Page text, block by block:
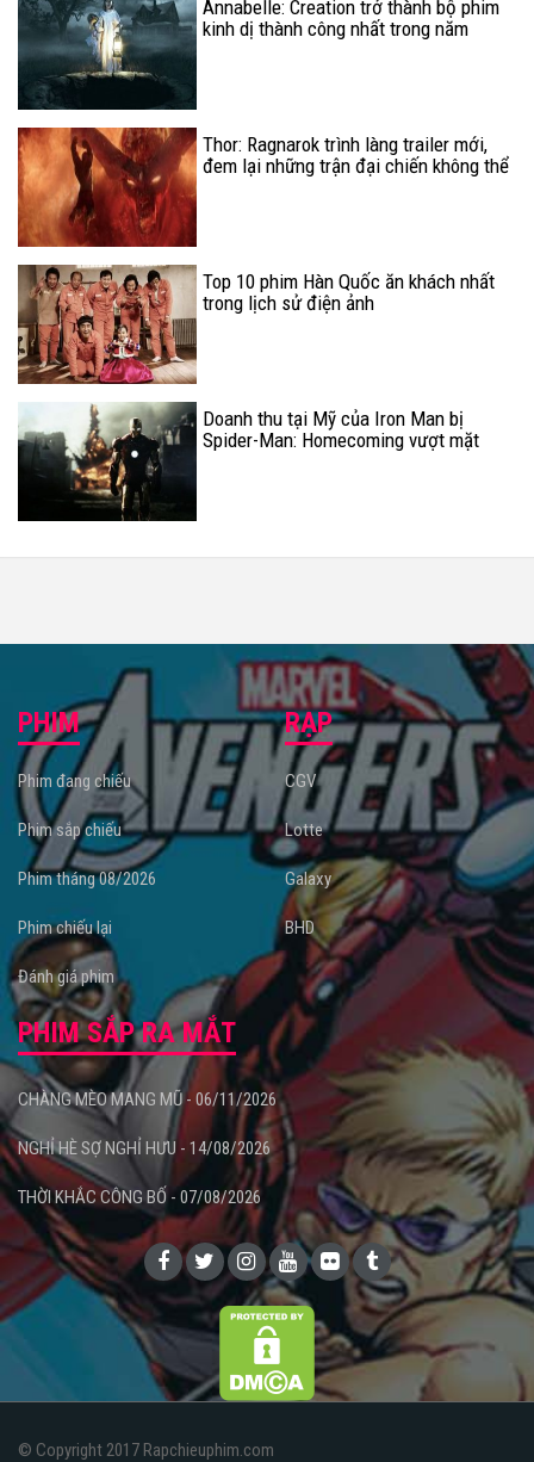
Annabelle: Creation trở thành bộ phim
kinh dị thành công nhất trong năm
Thor: Ragnarok trình làng trailer mới,
đem lại những trận đại chiến không thể
Top 10 phim Hàn Quốc ăn khách nhất
trong lịch sử điện ảnh
Doanh thu tại Mỹ của Iron Man bị
Spider-Man: Homecoming vượt mặt
PHIM
Phim đang chiếu
Phim sắp chiếu
Phim tháng 08/2026
Phim chiếu lại
Đánh giá phim
RẠP
CGV
Lotte
Galaxy
BHD
PHIM SẮP RA MẮT
CHÀNG MÈO MANG MŨ - 06/11/2026
NGHỈ HÈ SỢ NGHỈ HƯU - 14/08/2026
THỜI KHẮC CÔNG BỐ - 07/08/2026
© Copyright 2017 Rapchieuphim.com